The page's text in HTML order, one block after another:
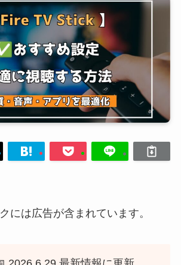
には広告が含まれています。